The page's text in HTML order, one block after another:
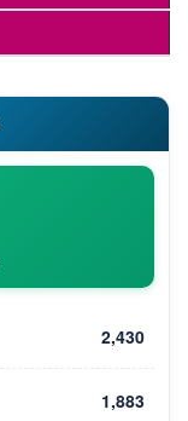
2,430
1,883